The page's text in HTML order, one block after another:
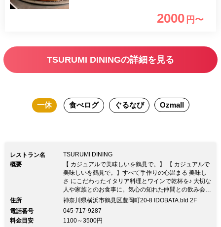
ドリンク（メニュー680円以下の45種程
のスパークリングも選べる乾杯ドリンク
をはじめ、3種の前菜にフォカッチャ、
ュアルに楽しめる全4品のコースです。
軽にお楽しみ下さい。壁一面の窓より自
然光が差し込み、広々とした開放的な空
間の店内でおかわり自由のカフェと共
に、ゆったりと贅沢な食後のひとときを
お過ごし下さい。
2000 円〜
TSURUMI DININGの詳細を見る
一休 食べログ ぐるなび Ozmall
レストラン名
TSURUMI DINING
概要
【 カジュアルで美味しいを鶴見で。】 【 カジュアルで
美味しいを鶴見で。】すべて手作りの心温まる 美味し
さ にこだわったイタリア料理とワインで乾杯を♪ 大切な
人や家族とのお食事に。気心の知れた仲間との飲み会
に。仕事の同僚との一杯に… 広々としたお洒落なカジ
み下さい。 各種パーティー、ケータリングも承りま
す。お気軽にご相談ください。 E-Mail：info@tsurumi-
住所
神奈川県横浜市鶴見区豊岡町20-8 IDOBATA.bld 2F
電話番号
045-717-9287
料金目安
1100～3500円